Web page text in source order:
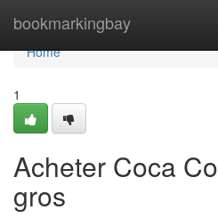
bookmarkingbay
Home
Home
1
Acheter Coca
gros